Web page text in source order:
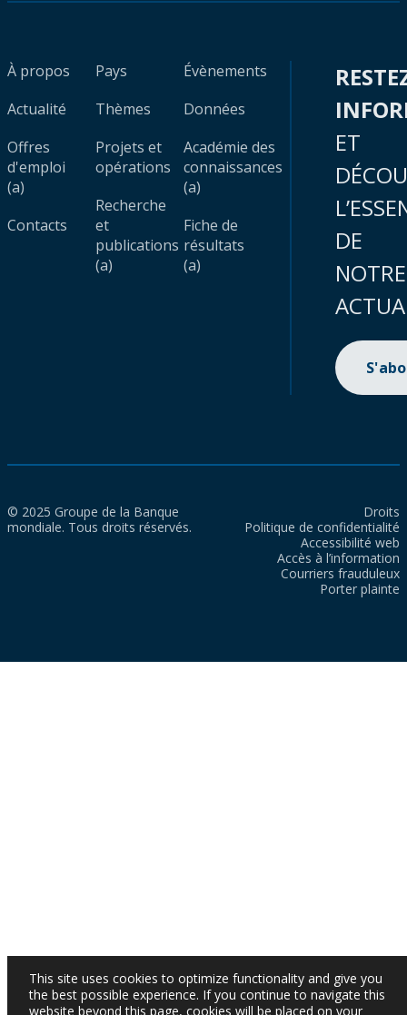
À propos
Actualité
Offres
d'emploi
(a)
Contacts
Pays
Thèmes
Projets et
opérations
Recherche
et
publications
(a)
Évènements
Données
Académie des
connaissances
(a)
Fiche de
résultats
(a)
ET
DE
NOTRE
© 2025 Groupe de la Banque
mondiale. Tous droits réservés.
Droits
Politique de confidentialité
Accessibilité web
Accès à l’information
Courriers frauduleux
Porter plainte
This site uses cookies to optimize functionality and give you
the best possible experience. If you continue to navigate this
website beyond this page, cookies will be placed on your